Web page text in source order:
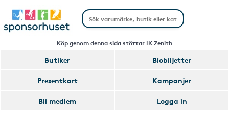
Köp genom denna sida stöttar IK Zenith
Butiker
Biobiljetter
Presentkort
Kampanjer
Bli medlem
Logga in